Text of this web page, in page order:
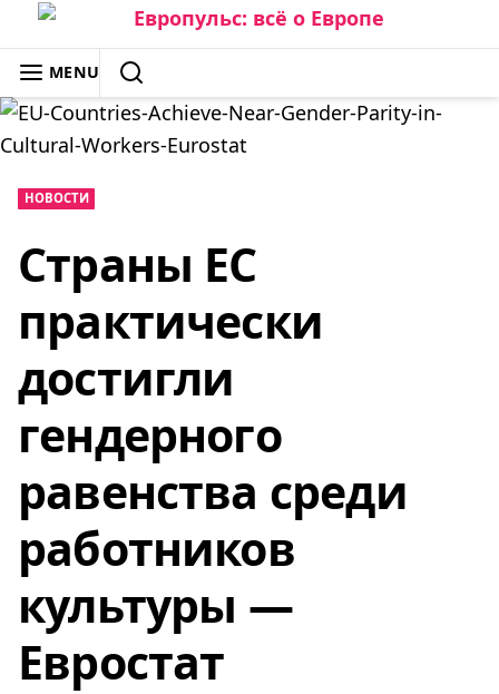
Skip
to
content
ЕВРОПУЛЬС: ВСЁ О ЕВРОПЕ
MENU
SEARCH
НОВОСТИ
Страны ЕС
практически
достигли
гендерного
равенства среди
работников
культуры —
Евростат